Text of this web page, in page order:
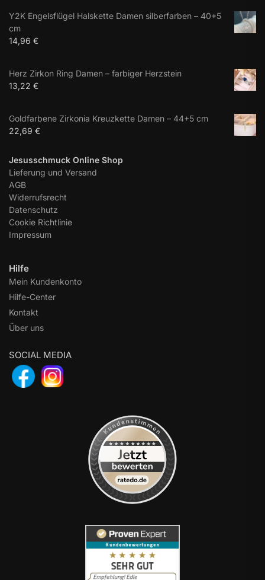
Y2K Engelsflügel Halskette Damen silberfarben – 40+5
cm
14,96 €
Herz Zirkon Ring Damen – farbiger Herzstein
13,22 €
Goldfarbene Zirkonia Kreuzkette Damen – 44+5 cm
22,69 €
Jesusschmuck Online Shop
Lieferung und Versand
AGB
Widerrufsrecht
Datenschutz
Cookie Richtlinie
Impressum
Hilfe
Mein Kundenkonto
Hilfe-Center
Kontakt
Über uns
SOCIAL MEDIA